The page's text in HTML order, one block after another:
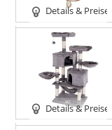
Details & Preise
Details & Preise